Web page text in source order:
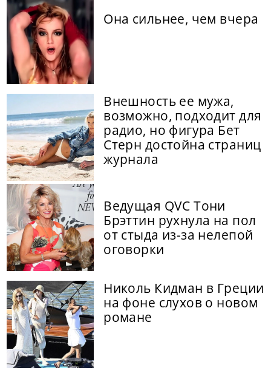
Она сильнее, чем вчера
Внешность ее мужа,
возможно, подходит для
радио, но фигура Бет
Стерн достойна страниц
журнала
Ведущая QVC Тони
Брэттин рухнула на пол
от стыда из-за нелепой
оговорки
Николь Кидман в Греции
на фоне слухов о новом
романе